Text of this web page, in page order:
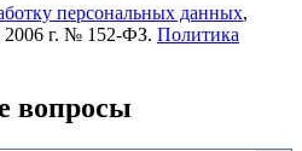
персональных данных,
г. № 152-ФЗ. Политика
вопросы